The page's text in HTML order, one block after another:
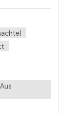
Alternativen
Styropor.
Pulp mit